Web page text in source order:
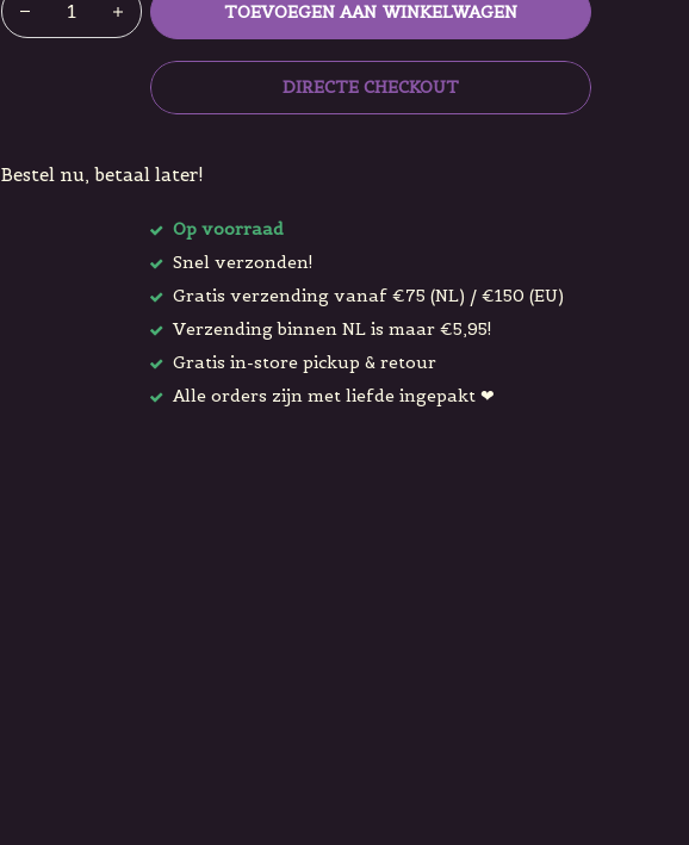
TOEVOEGEN AAN WINKELWAGEN
DIRECTE CHECKOUT
Bestel nu, betaal later!
Op voorraad
Snel verzonden!
Gratis verzending vanaf €75 (NL) / €150 (EU)
Verzending binnen NL is maar €5,95!
Gratis in-store pickup & retour
Alle orders zijn met liefde ingepakt ❤